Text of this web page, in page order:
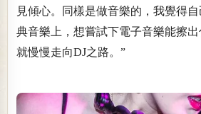
見傾心。同樣是做音樂的，我覺得
典音樂上，想嘗試下電子音樂能擦
就慢慢走向DJ之路。”